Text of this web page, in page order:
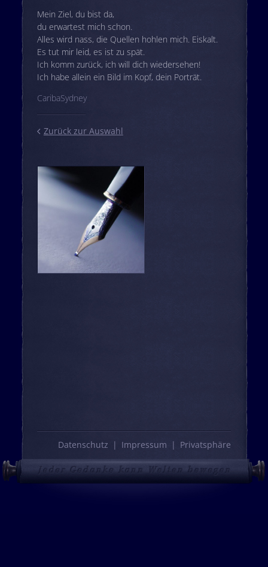
Mein Ziel, du bist da,
du erwartest mich schon.
Alles wird nass, die Quellen hohlen mich. Eiskalt.
Es tut mir leid, es ist zu spät.
Ich komm zurück, ich will dich wiedersehen!
Ich habe allein ein Bild im Kopf, dein Porträt.
CaribaSydney
Zurück zur Auswahl
Datenschutz Impressum Privatsphäre